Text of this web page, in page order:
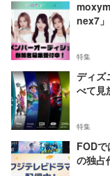
nex7」
特集
ディズ
べて見
特集
FOD
の独占